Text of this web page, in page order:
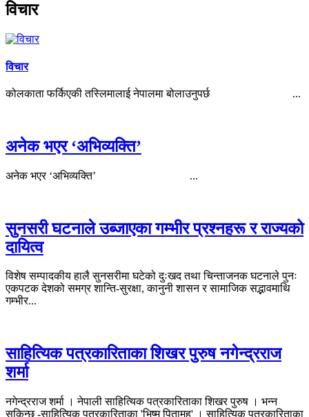
विचार
विचार
कोलकाता फर्किएकी तस्लिमालाई नेपालमा बोलाउनुपर्छ ...
अनेक भएर ‘अभिव्यक्ति’
अनेक भएर ‘अभिव्यक्ति’ ...
सुनसरी घटनाले उब्जाएका गम्भीर प्रश्नहरू र राज्यको
दायित्व
विशेष सम्पादकीय हालै सुनसरीमा घटेको दुःखद तथा चिन्ताजनक घटनाले पुनः
एकपटक देशको समग्र शान्ति-सुरक्षा, कानुनी शासन र सामाजिक सद्भावमाथि
गम्भीर...
साहित्यिक पत्रकारिताका शिखर पुरुष नगेन्द्रराज
शर्मा
नगेन्द्रराज शर्मा । नेपाली साहित्यिक पत्रकारिताका शिखर पुरुष । भन्न
सकिन्छ -साहित्यिक पत्रकारिताका 'भिष्म पितामह' । साहित्यिक पत्रकारिताका